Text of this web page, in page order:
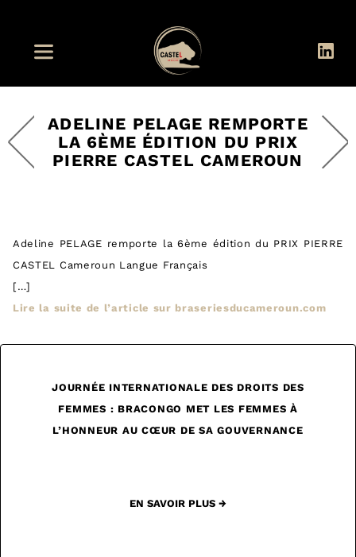
ADELINE PELAGE REMPORTE
LA 6ÈME ÉDITION DU PRIX
PIERRE CASTEL CAMEROUN
Adeline PELAGE remporte la 6ème édition du PRIX PIERRE
CASTEL Cameroun Langue Français
[…]
Lire la suite de l’article sur braseriesducameroun.com
JOURNÉE INTERNATIONALE DES DROITS DES
FEMMES : BRACONGO MET LES FEMMES À
L’HONNEUR AU CŒUR DE SA GOUVERNANCE
EN SAVOIR PLUS →